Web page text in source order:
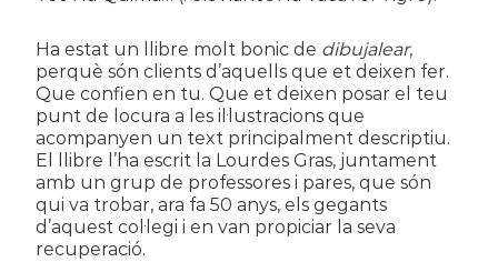
Ha estat un llibre molt bonic de dibujalear,
perquè són clients d’aquells que et deixen fer.
Que confien en tu. Que et deixen posar el teu
punt de locura a les il·lustracions que
acompanyen un text principalment descriptiu.
El llibre l’ha escrit la Lourdes Gras, juntament
amb un grup de professores i pares, que són
qui va trobar, ara fa 50 anys, els gegants
d’aquest col·legi i en van propiciar la seva
recuperació.